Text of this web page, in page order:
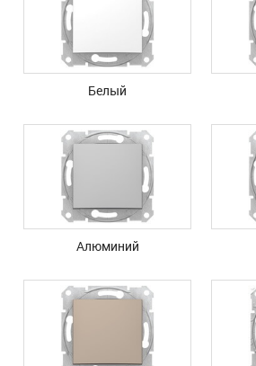
Белый
Алюминий